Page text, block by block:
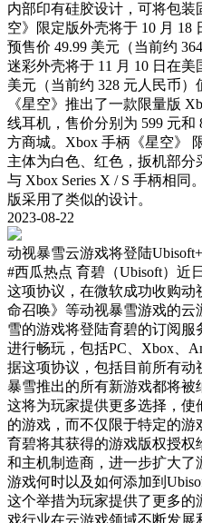
内部印有硅胶设计，可将包装
空》限定版外壳将于 10 月 18
预售价 49.99 美元（当前约
迷彩外壳将于 11 月 10 日在
美元（当前约 328 元人民币
《星空》推出了一款限量版
线耳机，售价分别为 599 元
方商城。Xbox 手柄《星空》
主体为白色、红色，扳机部
与 Xbox Series X / S 手柄相
版采用了类似的设计。
2023-08-22
动视暴雪云游戏将登陆Ubisoft+
#西瓜热点 育碧（Ubisoft）近
这项协议，在微软成功收购
命召唤》等动视暴雪游戏的
雪的游戏将登陆育碧的订阅服
进行畅玩，包括PC、Xbox、
据这项协议，包括目前所有动
暴雪推出的所有新游戏都将被
这将为玩家提供更多选择，使
的游戏，而不仅限于特定的
育碧将其获得的游戏版权授
和主机制造商，进一步扩大
游戏何时以及如何添加到
这个举措为玩家提供了更多
戏行业在云游戏领域不断发展